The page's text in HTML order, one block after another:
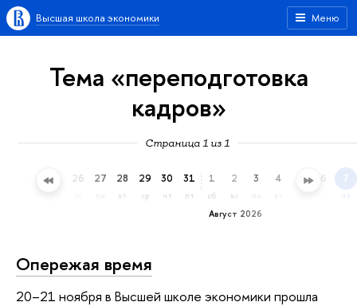
Меню
Высшая школа экономики
Тема «переподготовка
кадров»
Страница 1 из 1
25 26 27 28
вт
29
ср
30
чт
31
пт
Август 2026
1
сб
2
вс
3 4 5 6 7
пт
Опережая время
20–21 ноября в Высшей школе экономики прошла